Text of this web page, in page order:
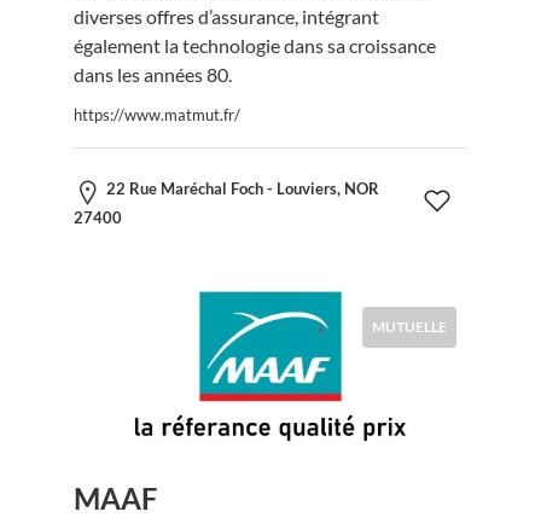
diverses offres d’assurance, intégrant
également la technologie dans sa croissance
dans les années 80.
https://www.matmut.fr/
22 Rue Maréchal Foch - Louviers, NOR
27400
MUTUELLE
MAAF